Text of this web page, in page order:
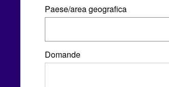
Paese/area geografica
Domande